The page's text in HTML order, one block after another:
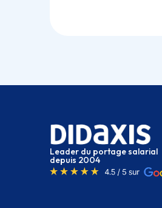
Leader du portage salarial
depuis 2004